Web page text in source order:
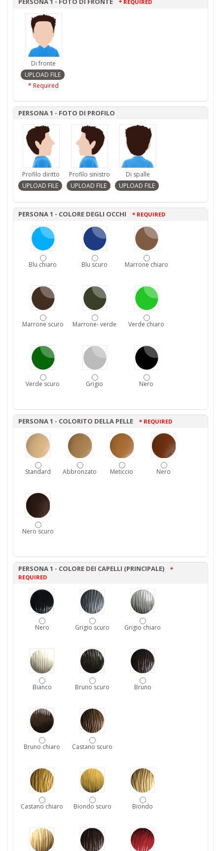
* REQUIRED
Di fronte
* Required
PERSONA 1 - FOTO DI PROFILO
Profilo diritto Profilo sinistro Di spalle
PERSONA 1 - COLORE DEGLI OCCHI * REQUIRED
Blu chiaro Blu scuro Marrone chiaro
Marrone scuro Marrone- verde Verde chiaro
Verde scuro Grigio Nero
PERSONA 1 - COLORITO DELLA PELLE * REQUIRED
Standard Abbronzato Meticcio Nero
Nero scuro
PERSONA 1 - COLORE DEI CAPELLI (PRINCIPALE) *
REQUIRED
Nero Grigio scuro Grigio chiaro
Bianco Bruno scuro Bruno
Bruno chiaro Castano scuro
Castano chiaro Biondo scuro Biondo